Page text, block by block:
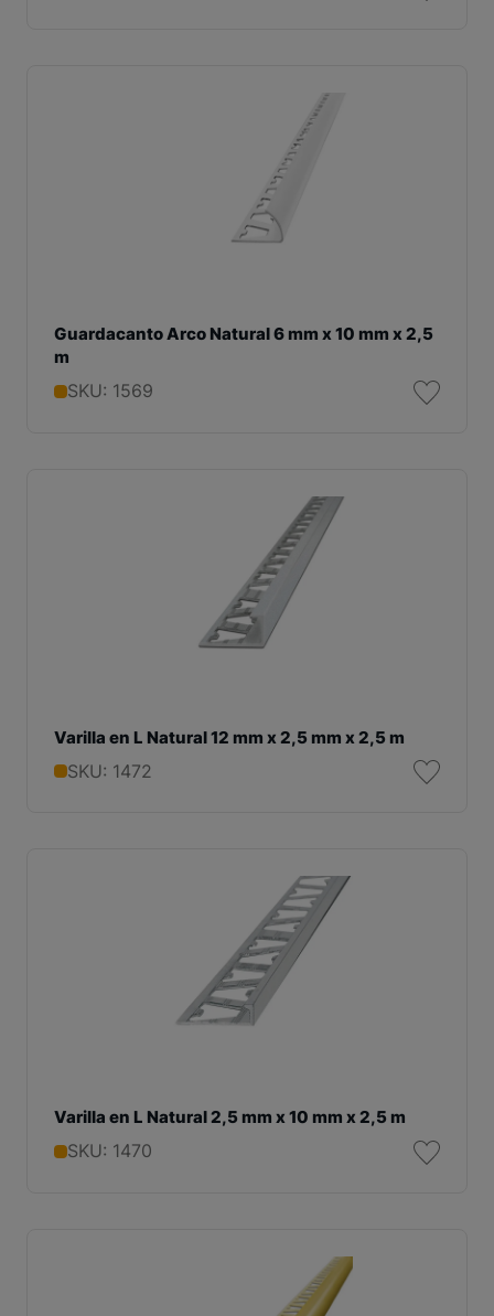
Guardacanto Arco Natural 6 mm x 10 mm x 2,5
m
SKU: 1569
Varilla en L Natural 12 mm x 2,5 mm x 2,5 m
SKU: 1472
Varilla en L Natural 2,5 mm x 10 mm x 2,5 m
SKU: 1470